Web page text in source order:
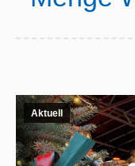
Aktuell